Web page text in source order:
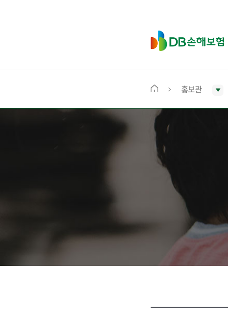
D
B
보
메
화
면
로
이
홍보관